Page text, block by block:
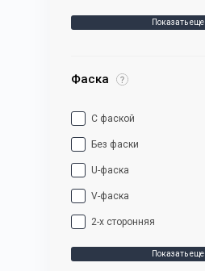
Показать еще
Фаска
С фаской
Без фаски
U-фаска
V-фаска
2-х сторонняя
Показать еще